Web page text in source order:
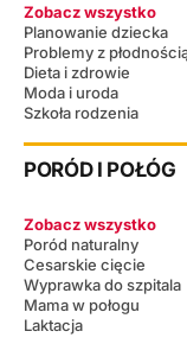
Zobacz wszystko
Planowanie dziecka
Problemy z
Dieta i zdrowie
Moda i uroda
Szkoła rodzenia
PORÓD I POŁÓG
Zobacz wszystko
Poród naturalny
Cesarskie cięcie
Wyprawka do szpitala
Mama w połogu
Laktacja